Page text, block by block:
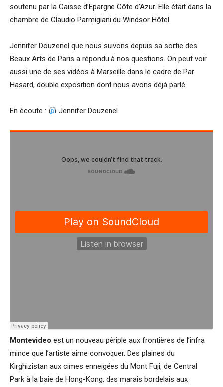
soutenu par la Caisse d’Epargne Côte d’Azur. Elle était dans la
chambre de Claudio Parmigiani du Windsor Hôtel.
Jennifer Douzenel que nous suivons depuis sa sortie des
Beaux Arts de Paris a répondu à nos questions. On peut voir
aussi une de ses vidéos à Marseille dans le cadre de Par
Hasard, double exposition dont nous avons déjà parlé.
En écoute : Jennifer Douzenel
Montevideo est un nouveau périple aux frontières de l’infra
mince que l’artiste aime convoquer. Des plaines du
Kirghizistan aux cimes enneigées du Mont Fuji, de Central
Park à la baie de Hong-Kong, des marais bordelais aux